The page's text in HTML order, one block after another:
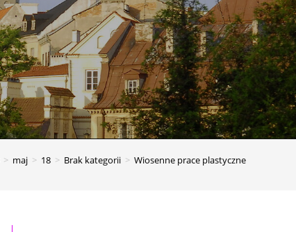
> maj > 18 > Brak kategorii > Wiosenne prace plastyczne